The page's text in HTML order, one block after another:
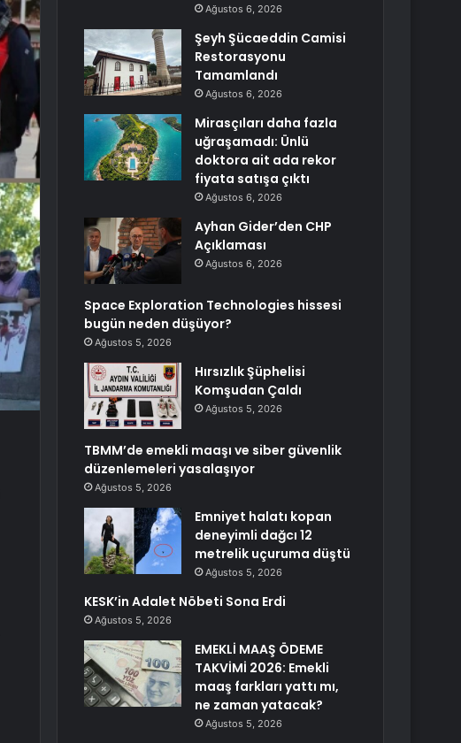
Ağustos 6, 2026
Şeyh Şücaeddin Camisi
Restorasyonu
Tamamlandı
Ağustos 6, 2026
Mirasçıları daha fazla
uğraşamadı: Ünlü
doktora ait ada rekor
fiyata satışa çıktı
Ağustos 6, 2026
Ayhan Gider’den CHP
Açıklaması
Ağustos 6, 2026
Space Exploration Technologies hissesi
bugün neden düşüyor?
Ağustos 5, 2026
Hırsızlık Şüphelisi
Komşudan Çaldı
Ağustos 5, 2026
TBMM’de emekli maaşı ve siber güvenlik
düzenlemeleri yasalaşıyor
Ağustos 5, 2026
Emniyet halatı kopan
deneyimli dağcı 12
metrelik uçuruma düştü
Ağustos 5, 2026
KESK’in Adalet Nöbeti Sona Erdi
Ağustos 5, 2026
EMEKLİ MAAŞ ÖDEME
TAKVİMİ 2026: Emekli
maaş farkları yattı mı,
ne zaman yatacak?
Ağustos 5, 2026